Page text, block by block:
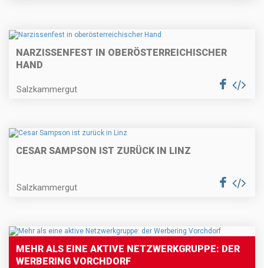
NARZISSENFEST IN OBERÖSTERREICHISCHER
HAND
Salzkammergut
CESAR SAMPSON IST ZURÜCK IN LINZ
Salzkammergut
MEHR ALS EINE AKTIVE NETZWERKGRUPPE: DER
WERBERING VORCHDORF